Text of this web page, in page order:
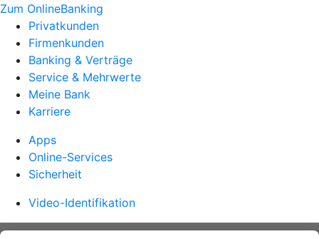
Zum OnlineBanking
Privatkunden
Firmenkunden
Banking & Verträge
Service & Mehrwerte
Meine Bank
Karriere
Apps
Online-Services
Sicherheit
Video-Identifikation